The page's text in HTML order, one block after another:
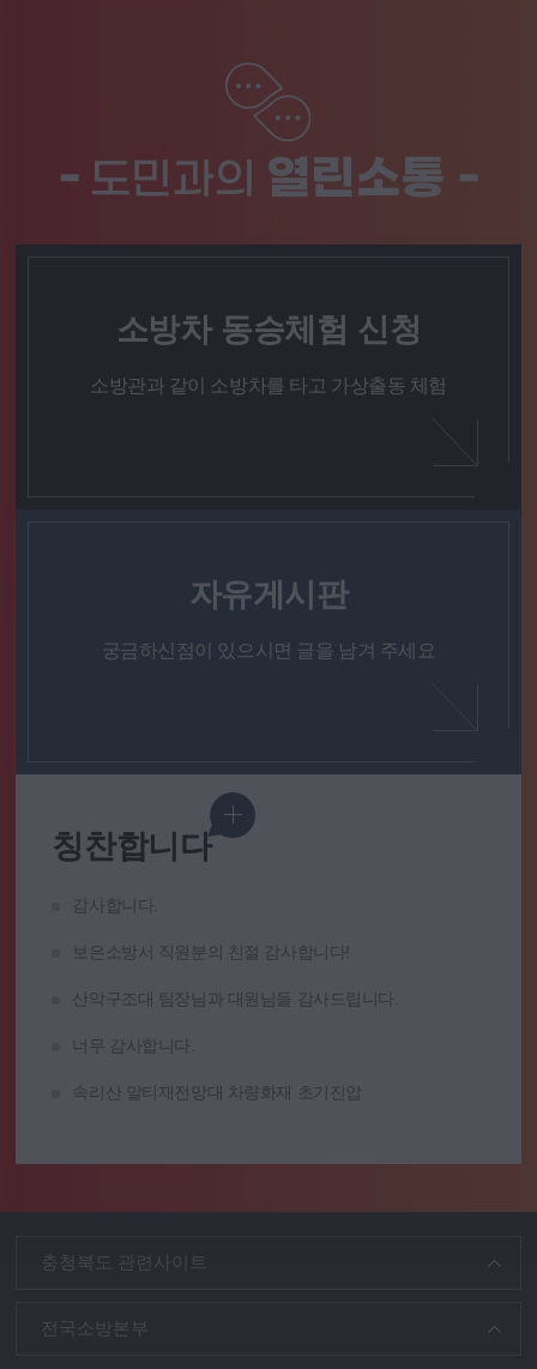
- 도민과의 열린소통 -
소방차 동승체험 신청
소방관과 같이 소방차를 타고 가상출동 체험
자유게시판
궁금하신점이 있으시면 글을 남겨 주세요
칭찬합니다
감사합니다.
보은소방서 직원분의 친절 감사합니다!
산악구조대 팀장님과 대원님들 감사드립니다.
너무 감사합니다.
속리산 말티재전망대 차량화재 초기진압
충청북도 관련사이트
전국소방본부